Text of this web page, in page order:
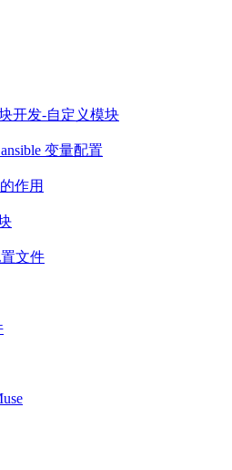
开发-自定义模块
变量配置
作用
文件